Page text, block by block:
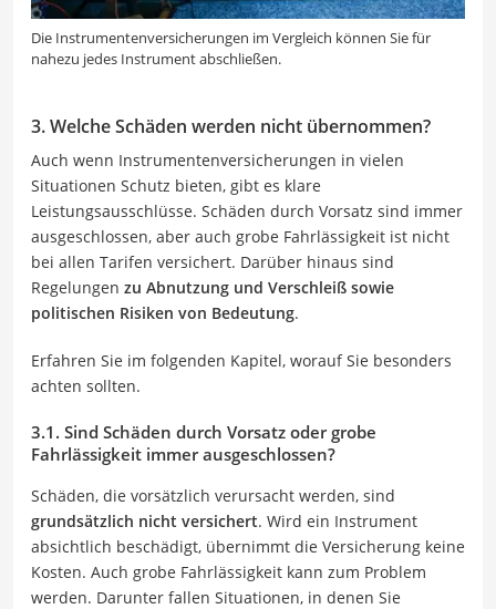
Die Instrumentenversicherungen im Vergleich können Sie für
nahezu jedes Instrument abschließen.
3. Welche Schäden werden nicht übernommen?
Auch wenn Instrumentenversicherungen in vielen
Situationen Schutz bieten, gibt es klare
Leistungsausschlüsse. Schäden durch Vorsatz sind immer
ausgeschlossen, aber auch grobe Fahrlässigkeit ist nicht
bei allen Tarifen versichert. Darüber hinaus sind
Regelungen zu Abnutzung und Verschleiß sowie
politischen Risiken von Bedeutung.
Erfahren Sie im folgenden Kapitel, worauf Sie besonders
achten sollten.
3.1. Sind Schäden durch Vorsatz oder grobe
Fahrlässigkeit immer ausgeschlossen?
Schäden, die vorsätzlich verursacht werden, sind
grundsätzlich nicht versichert. Wird ein Instrument
absichtlich beschädigt, übernimmt die Versicherung keine
Kosten. Auch grobe Fahrlässigkeit kann zum Problem
werden. Darunter fallen Situationen, in denen Sie